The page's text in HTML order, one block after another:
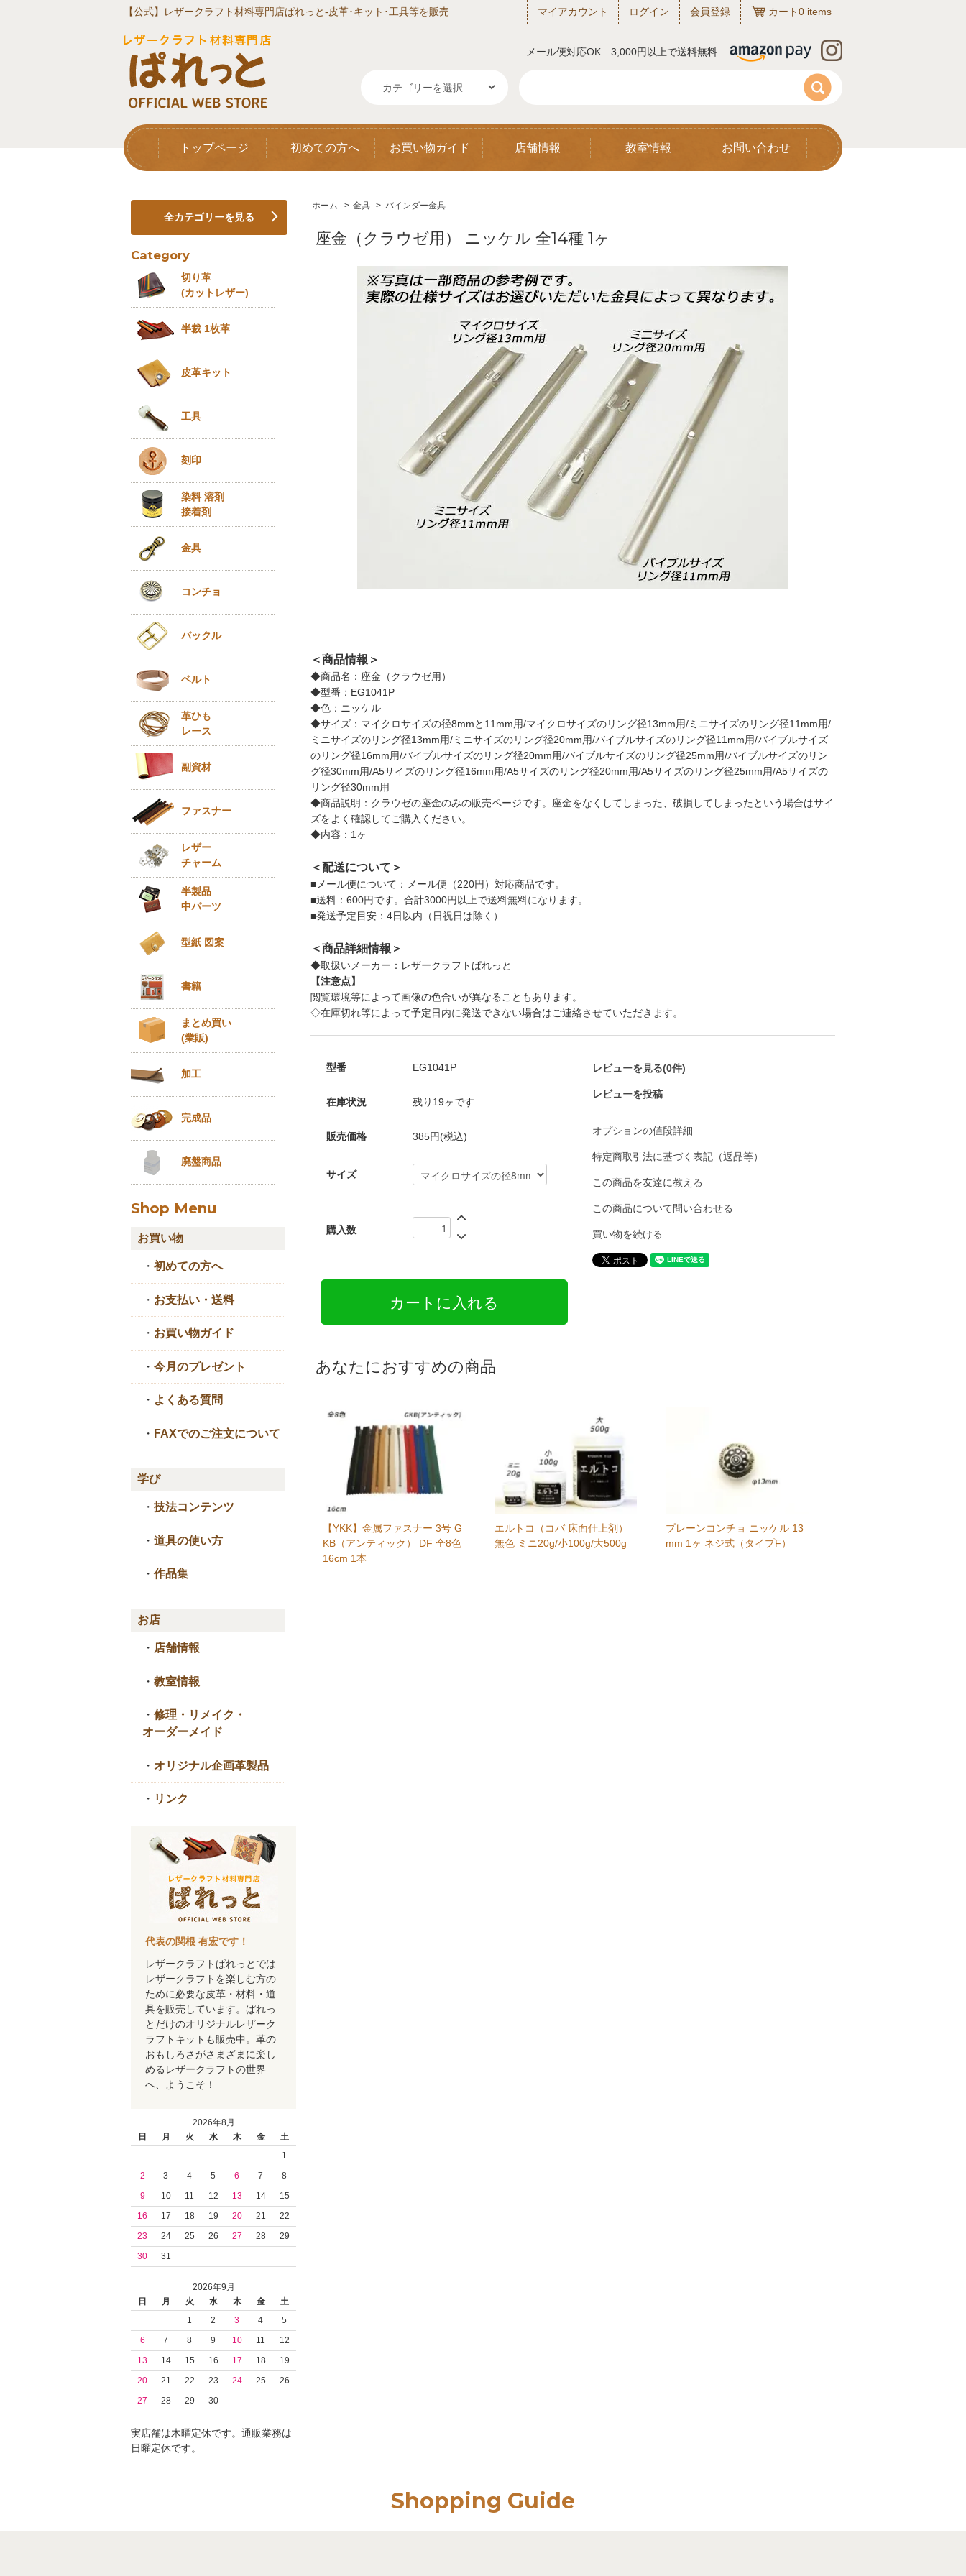
【公式】レザークラフト材料専門店ぱれっと‐皮革･キット･工具等を販売 マイアカウント ログイン 会員登録 カート0 items
メール便対応OK 3,000円以上で送料無料
トップページ 初めての方へ お買い物ガイド 店舗情報 教室情報 お問い合わせ
ホーム > 金具 > バインダー金具
座金（クラウゼ用） ニッケル 全14種 1ヶ
＜商品情報＞
◆商品名：座金（クラウゼ用）
◆型番：EG1041P
◆色：ニッケル
◆サイズ：マイクロサイズの径8mmと11mm用/マイクロサイズのリング径13mm用/ミニサイズのリング径11mm用/
ミニサイズのリング径13mm用/ミニサイズのリング径20mm用/バイブルサイズのリング径11mm用/バイブルサイズ
のリング径16mm用/バイブルサイズのリング径20mm用/バイブルサイズのリング径25mm用/バイブルサイズのリン
グ径30mm用/A5サイズのリング径16mm用/A5サイズのリング径20mm用/A5サイズのリング径25mm用/A5サイズの
リング径30mm用
◆商品説明：クラウゼの座金のみの販売ページです。座金をなくしてしまった、破損してしまったという場合はサイ
ズをよく確認してご購入ください。
◆内容：1ヶ
＜配送について＞
■メール便について：メール便（220円）対応商品です。
■送料：600円です。合計3000円以上で送料無料になります。
■発送予定目安：4日以内（日祝日は除く）
＜商品詳細情報＞
◆取扱いメーカー：レザークラフトぱれっと
【注意点】
閲覧環境等によって画像の色合いが異なることもあります。
◇在庫切れ等によって予定日内に発送できない場合はご連絡させていただきます。
型番 EG1041P
在庫状況 残り19ヶです
販売価格 385円(税込)
サイズ
購入数
レビューを見る(0件)
レビューを投稿
オプションの値段詳細
特定商取引法に基づく表記（返品等）
この商品を友達に教える
この商品について問い合わせる
買い物を続ける
あなたにおすすめの商品
【YKK】金属ファスナー 3号 G
KB（アンティック） DF 全8色
16cm 1本
エルトコ（コバ 床面仕上剤）
無色 ミニ20g/小100g/大500g
プレーンコンチョ ニッケル 13
mm 1ヶ ネジ式（タイプF）
全カテゴリーを見る
Category
切り革
(カットレザー)
半裁 1枚革
皮革キット
工具
刻印
染料 溶剤
接着剤
金具
コンチョ
バックル
ベルト
革ひも
レース
副資材
ファスナー
レザー
チャーム
半製品
中パーツ
型紙 図案
書籍
まとめ買い
(業販)
加工
完成品
廃盤商品
Shop Menu
お買い物
・ 初めての方へ
・ お支払い・送料
・ お買い物ガイド
・ 今月のプレゼント
・ よくある質問
・ FAXでのご注文について
学び
・ 技法コンテンツ
・ 道具の使い方
・ 作品集
お店
・ 店舗情報
・ 教室情報
・ 修理・リメイク・
オーダーメイド
・ オリジナル企画革製品
・ リンク
代表の関根 有宏です！
レザークラフトぱれっとでは
レザークラフトを楽しむ方の
ために必要な皮革・材料・道
具を販売しています。ぱれっ
とだけのオリジナルレザーク
ラフトキットも販売中。革の
おもしろさがさまざまに楽し
めるレザークラフトの世界
へ、ようこそ！
2026年8月
日
月 火 水 木 金
土
1
2
3 4 5 6 7
8
9
10 11 12 13 14
15
16
17 18 19 20 21
22
23
24 25 26 27 28
29
30
31
2026年9月
日
月 火 水 木 金
土
1
2 3 4
5
6
7 8 9 10 11
12
13
14 15 16 17 18
19
20
21 22 23 24 25
26
27
28 29 30
実店舗は木曜定休です。通販業務は
日曜定休です。
Shopping Guide